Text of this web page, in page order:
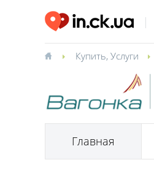
Купить, Услуги
Главная